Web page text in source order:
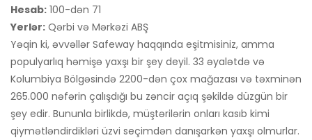
Hesab: 100-dən 71
Yerlər: Qərbi və Mərkəzi ABŞ
Yəqin ki, əvvəllər Safeway haqqında eşitmisiniz, amma
populyarlıq həmişə yaxşı bir şey deyil. 33 əyalətdə və
Kolumbiya Bölgəsində 2200-dən çox mağazası və təxminən
265.000 nəfərin çalışdığı bu zəncir açıq şəkildə düzgün bir
şey edir. Bununla birlikdə, müştərilərin onları kasıb kimi
qiymətləndirdikləri üzvi seçimdən danışarkən yaxşı olmurlar.